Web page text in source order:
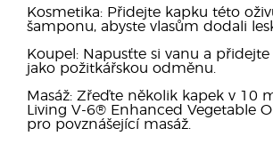
Kosmetika: Přidejte kapku této
šamponu, abyste vlasům dodali
Koupel: Napusťte si vanu a přidejte
jako požitkářskou odměnu.
Masáž: Zřeďte několik kapek v 10
Living V-6® Enhanced Vegetable
pro povznášející masáž.